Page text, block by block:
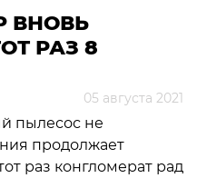
ВНОВЬ
РАЗ 8
05 августа 2021
пылесос не
продолжает
раз конгломерат рад